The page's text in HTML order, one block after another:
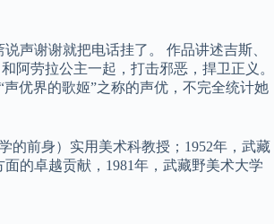
声谢谢就把电话挂了。 作品讲述吉斯、
阿劳拉公主一起，打击邪恶，捍卫正义。
优界的歌姬”之称的声优，不完全统计她
的前身）实用美术科教授；1952年，武藏
的卓越贡献，1981年，武藏野美术大学